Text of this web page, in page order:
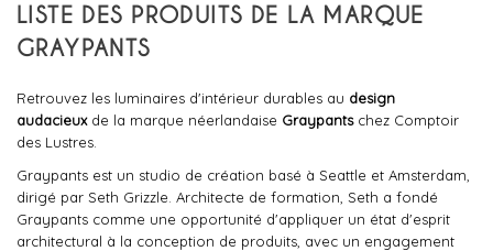
LISTE DES PRODUITS DE LA MARQUE
GRAYPANTS
Retrouvez les luminaires d'intérieur durables au design
audacieux de la marque néerlandaise Graypants chez Comptoir
des Lustres.
Graypants est un studio de création basé à Seattle et Amsterdam,
dirigé par Seth Grizzle. Architecte de formation, Seth a fondé
Graypants comme une opportunité d'appliquer un état d'esprit
architectural à la conception de produits, avec un engagement